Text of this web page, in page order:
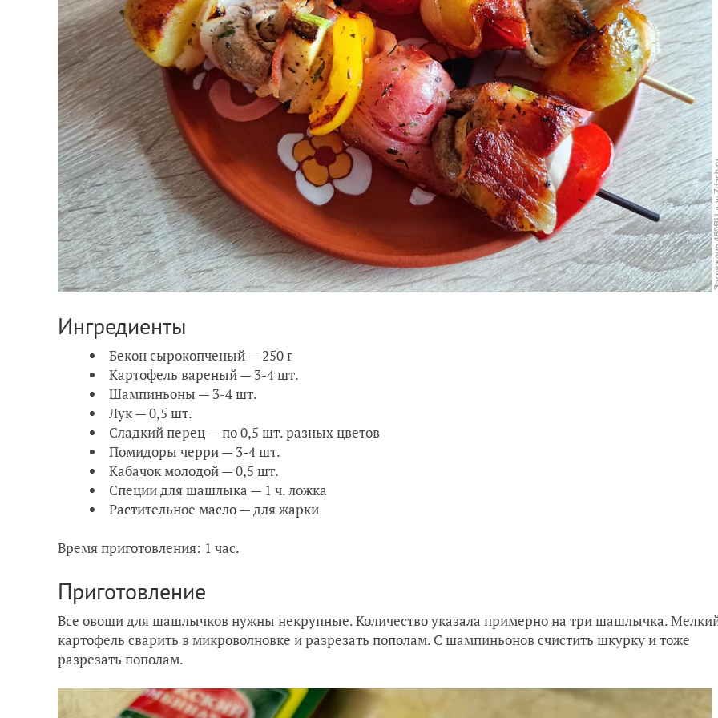
Ингредиенты
Бекон сырокопченый — 250 г
Картофель вареный — 3-4 шт.
Шампиньоны — 3-4 шт.
Лук — 0,5 шт.
Сладкий перец — по 0,5 шт. разных цветов
Помидоры черри — 3-4 шт.
Кабачок молодой — 0,5 шт.
Специи для шашлыка — 1 ч. ложка
Растительное масло — для жарки
Время приготовления: 1 час.
Приготовление
Все овощи для шашлычков нужны некрупные. Количество указала примерно на три шашлычка.
картофель сварить в микроволновке и разрезать пополам. С шампиньонов счистить шкурку и тоже
разрезать пополам.